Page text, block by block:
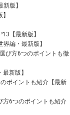
版】
【最新版】
編・最新版】
び方6つのポイントも徹
新版】
ポイントも紹介【最新
方6つのポイントも紹介